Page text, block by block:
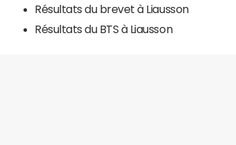
Résultats du brevet à Liausson
Résultats du BTS à Liausson